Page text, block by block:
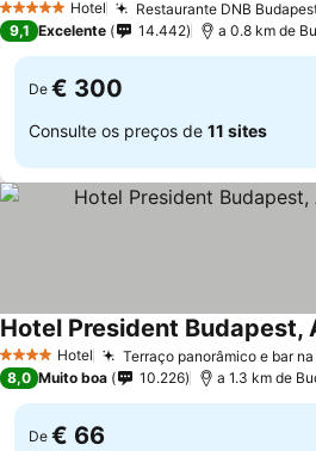
5 Estrelas Hotel Restaurante DNB
9,1 Excelente 14.442 a 0.8 km de
De € 300
Consulte os preços de 11 sites
4 EstrelasHotel Terraço panorâmico e bar
Hotel President
8,0 Muito boa 10.226 a 1.3 km de
De € 66